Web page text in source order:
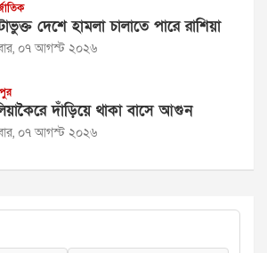
দেশে হামলা চালাতে পারে রাশিয়া
০৭ আগস্ট ২০২৬
দাঁড়িয়ে থাকা বাসে আগুন
০৭ আগস্ট ২০২৬